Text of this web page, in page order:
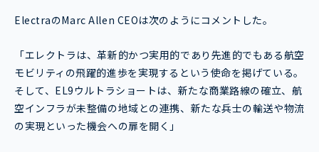
ElectraのMarc Allen CEOは次のようにコメントした。
「エレクトラは、革新的かつ実用的であり先進的でもある航空
モビリティの飛躍的進歩を実現するという使命を掲げている。
そして、EL9ウルトラショートは、新たな商業路線の確立、航
空インフラが未整備の地域との連携、新たな兵士の輸送や物流
の実現といった機会への扉を開く」